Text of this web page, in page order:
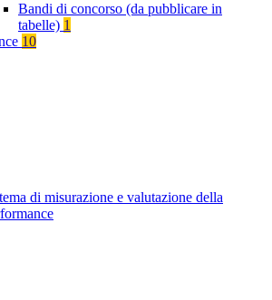
Bandi di concorso (da pubblicare in
tabelle) 1
10
di misurazione e valutazione della